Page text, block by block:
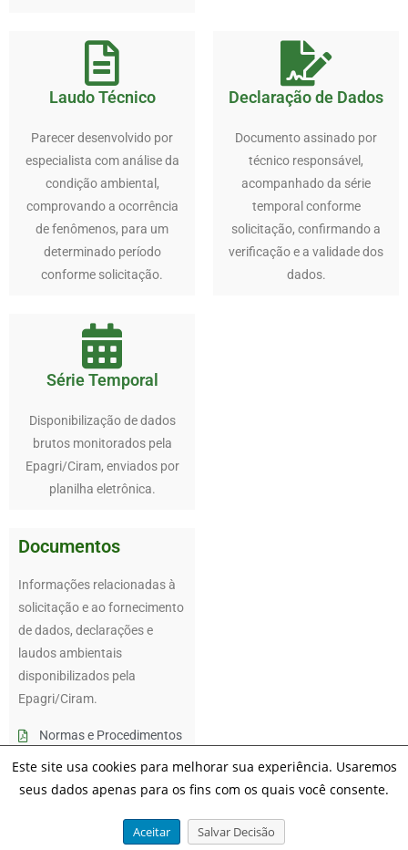
Laudo Técnico
Parecer desenvolvido por
especialista com análise da
condição ambiental,
comprovando a ocorrência
de fenômenos, para um
determinado período
conforme solicitação.
Declaração de Dados
Documento assinado por
técnico responsável,
acompanhado da série
temporal conforme
solicitação, confirmando a
verificação e a validade dos
dados.
Série Temporal
Disponibilização de dados
brutos monitorados pela
Epagri/Ciram, enviados por
planilha eletrônica.
Documentos
Informações relacionadas à
solicitação e ao fornecimento
de dados, declarações e
laudos ambientais
disponibilizados pela
Epagri/Ciram.
Normas e Procedimentos
Modelo sem Custos
Este site usa cookies para melhorar sua experiência. Usaremos
seus dados apenas para os fins com os quais você consente.
Aceitar
Salvar Decisão